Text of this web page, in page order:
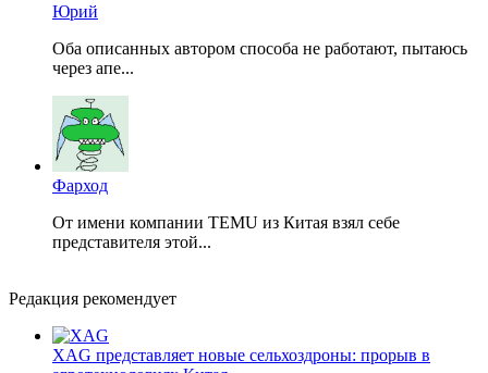
Юрий
Оба описанных автором способа не работают, пытаюсь
через апе...
Фарход
От имени компании TEMU из Китая взял себе
представителя этой...
Редакция рекомендует
XAG представляет новые сельхоздроны: прорыв в